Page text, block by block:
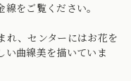
をご覧ください。
れ、センターにはお花を
い曲線美を描いていま